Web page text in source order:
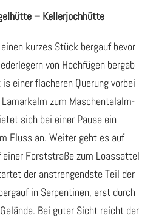
– Kellerjochhütte
kurzes Stück bergauf bevor
von Hochfügen bergab
einer flacheren Querung vorbei
zum Maschentalalm-
sich bei einer Pause ein
Fluss an. Weiter geht es auf
Forststraße zum Loassattel
der anstrengendste Teil der
in Serpentinen, erst durch
Bei guter Sicht reicht der